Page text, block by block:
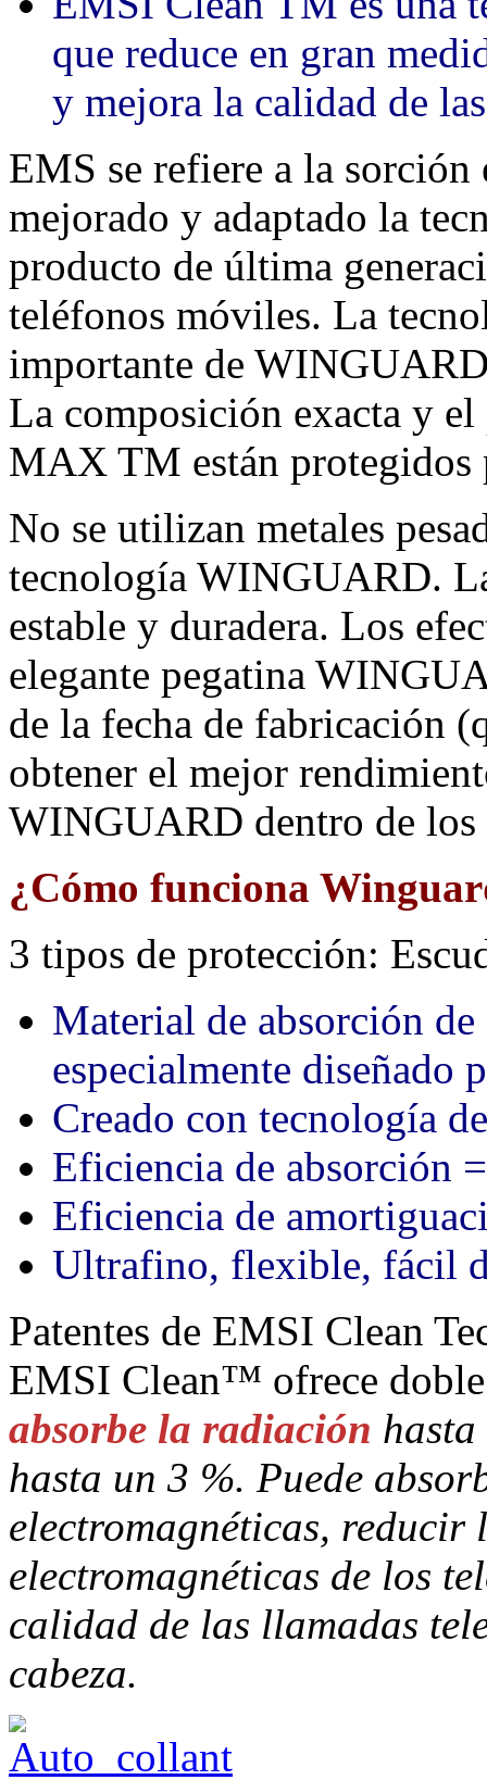
que reduce en gran
y mejora la calidad de
EMS se refiere a la
mejorado y adaptado la
producto de última
teléfonos móviles. La
importante de
La composición exacta y
MAX TM están protegidos
No se utilizan metales
tecnología WINGUARD.
estable y duradera. Los
elegante pegatina
de la fecha de fabricación
obtener el mejor
WINGUARD dentro de los
¿Cómo funciona
3 tipos de protección:
Material de absorción
especialmente diseñado
Creado con tecnología
Eficiencia de absorción
Eficiencia de
Ultrafino, flexible, fácil
Patentes de EMSI Clean
EMSI Clean™ ofrece
absorbe la radiación
hasta un 3 %. Puede
electromagnéticas, reducir
electromagnéticas de los
calidad de las llamadas
cabeza.